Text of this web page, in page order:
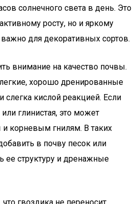
солнечного света в день. Это
росту, но и яркому
для декоративных сортов.
внимание на качество почвы.
хорошо дренированные
слегка кислой реакцией. Если
глинистая, это может
корневым гнилям. В таких
в почву песок или
ее структуру и дренажные